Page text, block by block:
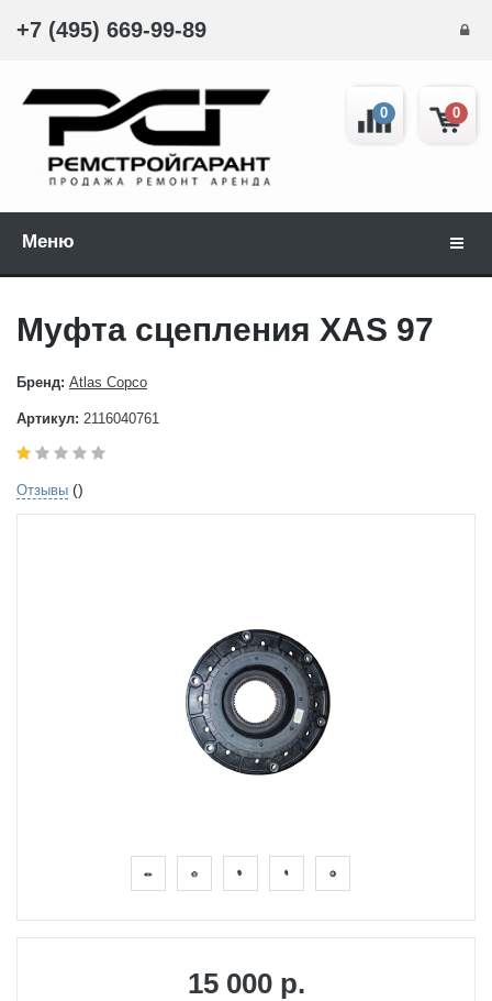
+7 (495) 669-99-89
0
0
Меню
Муфта сцепления XAS 97
Бренд: Atlas Copco
Артикул: 2116040761
Отзывы ()
15 000 р.